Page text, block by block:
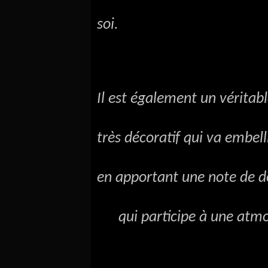
soi.
Il est également un
très décoratif qui va
en apportant une note de
qui participe à une